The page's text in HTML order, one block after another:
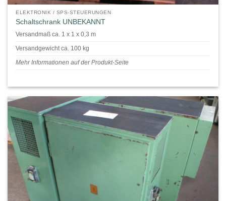
ELEKTRONIK / SPS-STEUERUNGEN
Schaltschrank UNBEKANNT
Versandmaß ca. 1 x 1 x 0,3 m
Versandgewicht ca. 100 kg
Mehr Informationen auf der Produkt-Seite